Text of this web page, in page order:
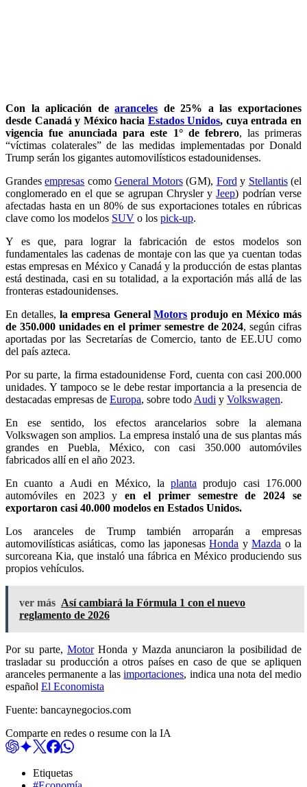
Con la aplicación dearanceles de 25% a las exportaciones
desde Canadá y México hacia Estados Unidos, cuya entrada en
vigencia fue anunciada para este 1° de febrero, las primeras
“víctimas colaterales” de las medidas implementadas por Donald
Trump serán los gigantes automovilísticos estadounidenses.
Grandesempresas comoGeneral Motors(GM), Ford y Stellantis(el
conglomerado en el que se agrupan Chrysler yJeep) podrían verse
afectadas hasta en un 80% de sus exportaciones totales en rúbricas
clave como los modelos SUV o los pick-up.
Y es que, para lograr la fabricación de estos modelos son
fundamentales las cadenas de montaje con las que ya cuentan todas
estas empresas en México y Canadá y la producción de estas plantas
está destinada, casi en su totalidad, a la exportación más allá de las
fronteras estadounidenses.
En detalles, la empresa GeneralMotors produjo en México más
de 350.000 unidades en el primer semestre de 2024, según cifras
aportadas por las Secretarías de Comercio, tanto de EE.UU como
del país azteca.
Por su parte, la firma estadounidense Ford, cuenta con casi 200.000
unidades. Y tampoco se le debe restar importancia a la presencia de
destacadas empresas de Europa, sobre todo Audi y Volkswagen.
En ese sentido, los efectos arancelarios sobre la alemana
Volkswagen son amplios. La empresa instaló una de sus plantas más
grandes en Puebla, México, con casi 350.000 automóviles
fabricados allí en el año 2023.
En cuanto a Audi en México, laplanta produjo casi 176.000
automóviles en 2023 yen el primer semestre de 2024 se
exportaron casi 40.000 modelos en Estados Unidos.
Los aranceles de Trump también arroparán a empresas
automovilísticas asiáticas, como las japonesasHonda yMazda o la
surcoreana Kia, que instaló una fábrica en México produciendo sus
propios vehículos.
ver más Así cambiará la Fórmula 1 con el nuevo
reglamento de 2026
Por su parte, MotorHonda y Mazda anunciaron la posibilidad de
trasladar su producción a otros países en caso de que se apliquen
aranceles permanente a lasimportaciones, indica una nota del medio
español El Economista
Fuente: bancaynegocios.com
Comparte en redes o resume con la IA
Etiquetas